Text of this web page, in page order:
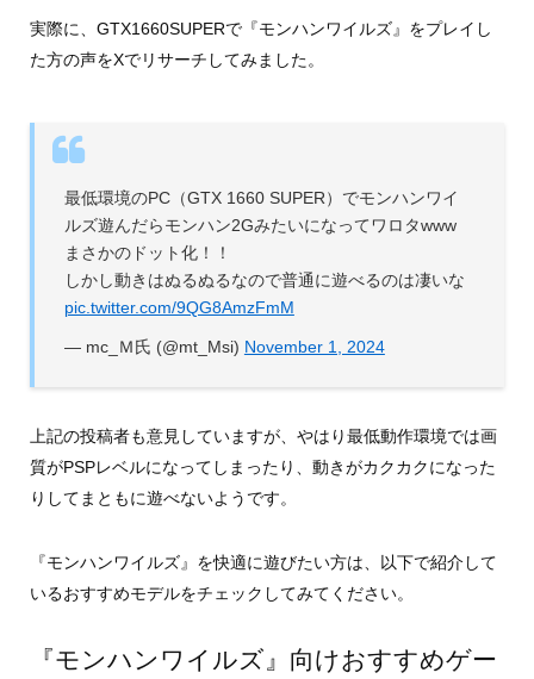
実際に、GTX1660SUPERで『モンハンワイルズ』をプレイし
た方の声をXでリサーチしてみました。
最低環境のPC（GTX 1660 SUPER）でモンハンワイ
ルズ遊んだらモンハン2Gみたいになってワロタwww
まさかのドット化！！
しかし動きはぬるぬるなので普通に遊べるのは凄いな
pic.twitter.com/9QG8AmzFmM
— mc_Ｍ氏 (@mt_Msi) November 1, 2024
上記の投稿者も意見していますが、やはり最低動作環境では画
質がPSPレベルになってしまったり、動きがカクカクになった
りしてまともに遊べないようです。
『モンハンワイルズ』を快適に遊びたい方は、以下で紹介して
いるおすすめモデルをチェックしてみてください。
『モンハンワイルズ』向けおすすめゲー